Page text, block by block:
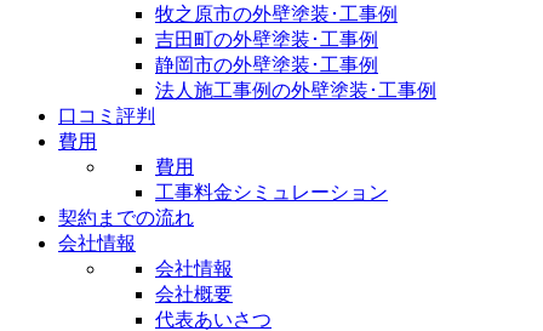
牧之原市の外壁塗装･工事例
吉田町の外壁塗装･工事例
静岡市の外壁塗装･工事例
法人施工事例の外壁塗装･工事例
口コミ評判
費用
費用
工事料金シミュレーション
契約までの流れ
会社情報
会社情報
会社概要
代表あいさつ